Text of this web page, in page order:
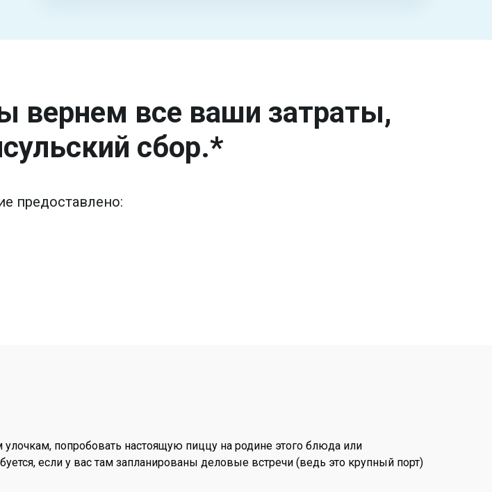
вернем все ваши затраты,
сбор.*
предоставлено:
попробовать настоящую пиццу на родине этого блюда или
если у вас там запланированы деловые встречи (ведь это крупный порт)